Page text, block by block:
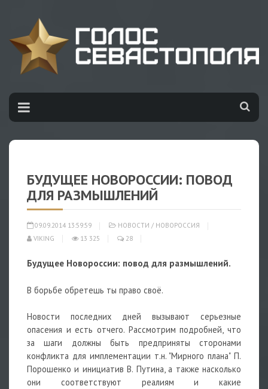
БУДУЩЕЕ НОВОРОССИИ: ПОВОД
ДЛЯ РАЗМЫШЛЕНИЙ
09.09.2014 13:59:59 НОВОСТИ / НОВОРОССИЯ
VIKING
13 325 28
Будущее Новороссии: повод для размышлений.
В борьбе обретешь ты право своё.
Новости последних дней вызывают серьезные
опасения и есть отчего. Рассмотрим подробней, что
за шаги должны быть предприняты сторонами
конфликта для имплементации т.н. "Мирного плана" П.
Порошенко и инициатив В. Путина, а также насколько
они соответствуют реалиям и какие